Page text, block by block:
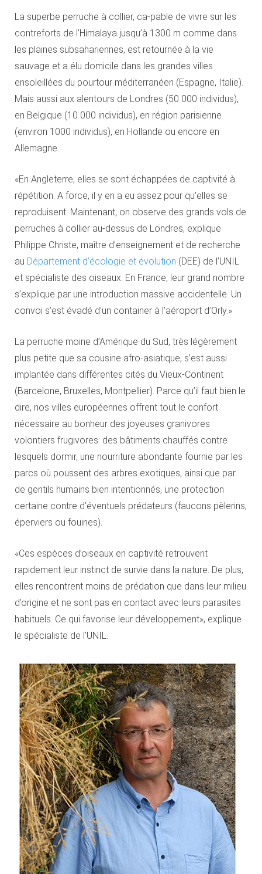
La superbe perruche à collier, ca-pable de vivre sur les
contreforts de l’Himalaya jusqu’à 1300 m comme dans
les plaines subsahariennes, est retournée à la vie
sauvage et a élu domicile dans les grandes villes
ensoleillées du pourtour méditerranéen (Espagne, Italie).
Mais aussi aux alentours de Londres (50 000 individus),
en Belgique (10 000 individus), en région parisienne
(environ 1000 individus), en Hollande ou encore en
Allemagne.
«En Angleterre, elles se sont échappées de captivité à
répétition. A force, il y en a eu assez pour qu’elles se
reproduisent. Maintenant, on observe des grands vols de
perruches à collier au-dessus de Londres, explique
Philippe Christe, maître d’enseignement et de recherche
au Département d’écologie et évolution (DEE) de l’UNIL
et spécialiste des oiseaux. En France, leur grand nombre
s’explique par une introduction massive accidentelle. Un
convoi s’est évadé d’un container à l’aéroport d’Orly.»
La perruche moine d’Amérique du Sud, très légèrement
plus petite que sa cousine afro-asiatique, s’est aussi
implantée dans différentes cités du Vieux-Continent
(Barcelone, Bruxelles, Montpellier). Parce qu’il faut bien le
dire, nos villes européennes offrent tout le confort
nécessaire au bonheur des joyeuses granivores
volontiers frugivores: des bâtiments chauffés contre
lesquels dormir, une nourriture abondante fournie par les
parcs où poussent des arbres exotiques, ainsi que par
de gentils humains bien intentionnés, une protection
certaine contre d’éventuels prédateurs (faucons pèlerins,
éperviers ou fouines).
«Ces espèces d’oiseaux en captivité retrouvent
rapidement leur instinct de survie dans la nature. De plus,
elles rencontrent moins de prédation que dans leur milieu
d’origine et ne sont pas en contact avec leurs parasites
habituels. Ce qui favorise leur développement», explique
le spécialiste de l’UNIL.